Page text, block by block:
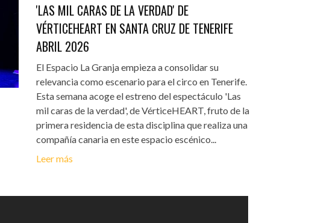
'LAS MIL CARAS DE LA VERDAD' DE
VÉRTICEHEART EN SANTA CRUZ DE TENERIFE
ABRIL 2026
El Espacio La Granja empieza a consolidar su
relevancia como escenario para el circo en Tenerife.
Esta semana acoge el estreno del espectáculo 'Las
mil caras de la verdad', de VérticeHEART, fruto de la
primera residencia de esta disciplina que realiza una
compañía canaria en este espacio escénico...
Leer más